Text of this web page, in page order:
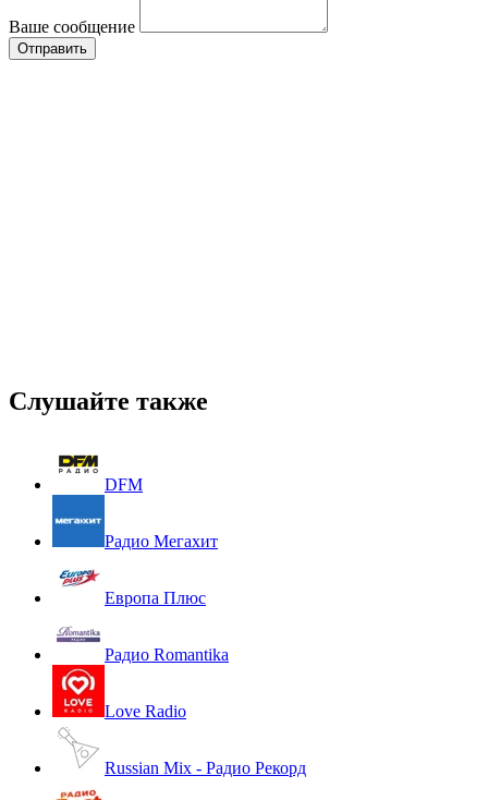
Ваше сообщение
Слушайте также
DFM
Радио Мегахит
Европа Плюс
Радио Romantika
Love Radio
Russian Mix - Радио Рекорд